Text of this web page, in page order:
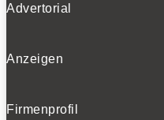
Advertorial
Anzeigen
Firmenprofil